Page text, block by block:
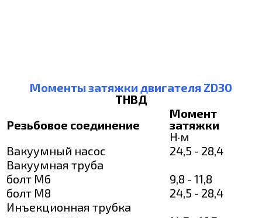
Моменты затяжки двигателя ZD30
ТНВД
Резьбовое соединение
Момент
затяжки
Н·м
Вакуумный насос
24,5 - 28,4
Вакуумная труба
болт М6
9,8 - 11,8
болт М8
24,5 - 28,4
Инъекционная трубка